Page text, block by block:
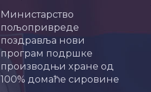
Министарство
пољопривреде
поздравља нови
програм подршке
производњи хране од
100% домаће сировине